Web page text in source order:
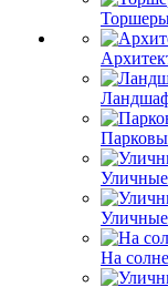
На